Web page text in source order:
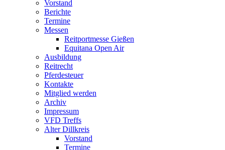
Vorstand
Berichte
Termine
Messen
Reitportmesse Gießen
Equitana Open Air
Ausbildung
Reitrecht
Pferdesteuer
Kontakte
Mitglied werden
Archiv
Impressum
VFD Treffs
Alter Dillkreis
Vorstand
Termine